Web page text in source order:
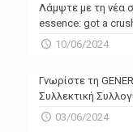
Λάμψτε με τη νέα
essence: got a
10/06/2024
Γνωρίστε τη
Συλλεκτική
03/06/2024